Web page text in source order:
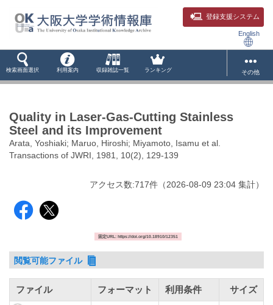
登録支援システム
English
検索画面選択 利用案内 収録雑誌一覧 ランキング その他
Quality in Laser-Gas-Cutting Stainless
Steel and its Improvement
Arata, Yoshiaki; Maruo, Hiroshi; Miyamoto, Isamu et al.
Transactions of JWRI, 1981, 10(2), 129-139
アクセス数:717件 （2026-08-09 23:04 集計）
固定URL: https://doi.org/10.18910/12351
閲覧可能ファイル
ファイル フォーマット 利用条件 サイズ